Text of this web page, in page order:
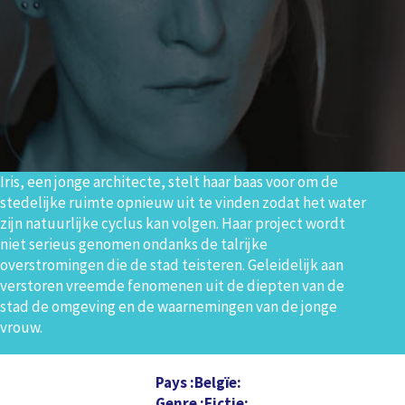
Iris, een jonge architecte, stelt haar baas voor om de
stedelijke ruimte opnieuw uit te vinden zodat het water
zijn natuurlijke cyclus kan volgen. Haar project wordt
niet serieus genomen ondanks de talrijke
overstromingen die de stad teisteren. Geleidelijk aan
verstoren vreemde fenomenen uit de diepten van de
stad de omgeving en de waarnemingen van de jonge
vrouw.
Pays Belgïe